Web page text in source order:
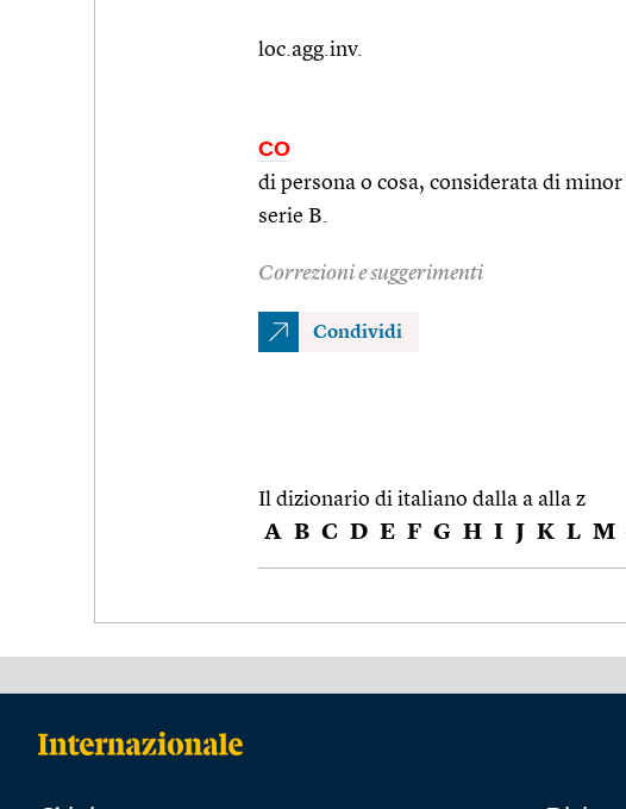
loc.agg.inv.
CO
di persona o cosa, considerata di
serie B.
Correzioni e suggerimenti
Condividi
Il dizionario di italiano dalla a alla z
A B C D E F G H I J K L M